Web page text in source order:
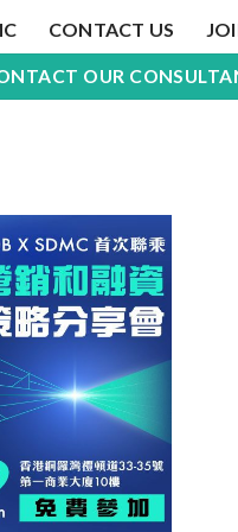
CONTACT US
OUR